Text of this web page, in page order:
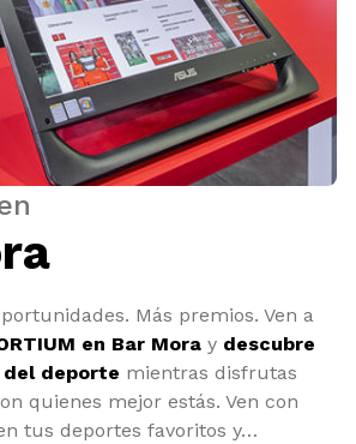
Más premios. Ven a
en Bar Mora y descubre
deporte mientras disfrutas
quienes mejor estás. Ven con
tus deportes favoritos y…